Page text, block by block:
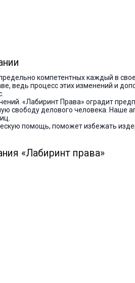
компетентных каждый в
ведь процесс этих изменений и
«Лабиринт Права» оградит
свободу делового человека. Наше
помощь, поможет избежать
«Лабиринт права»